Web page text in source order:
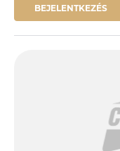
BEJELENTKEZÉS